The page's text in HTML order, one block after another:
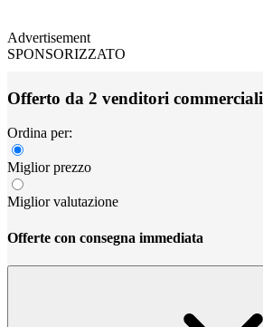
Advertisement
SPONSORIZZATO
Offerto da 2 venditori commerciali
Ordina per:
Miglior prezzo
Miglior valutazione
Offerte con consegna immediata